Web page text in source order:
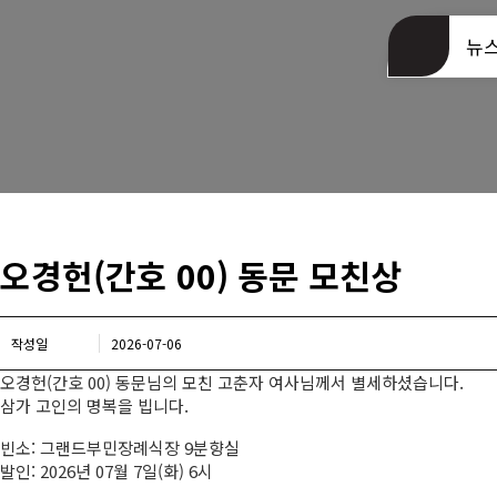
동문회관 오시는길
뉴
오경헌(간호 00) 동문 모친상
작성일 2026-07-06
오경헌(간호 00) 동문님의 모친 고춘자 여사님께서 별세하셨습니다.
삼가 고인의 명복을 빕니다.
빈소: 그랜드부민장례식장 9분향실
발인: 2026년 07월 7일(화) 6시